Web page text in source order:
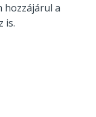
hozzájárul a
is.